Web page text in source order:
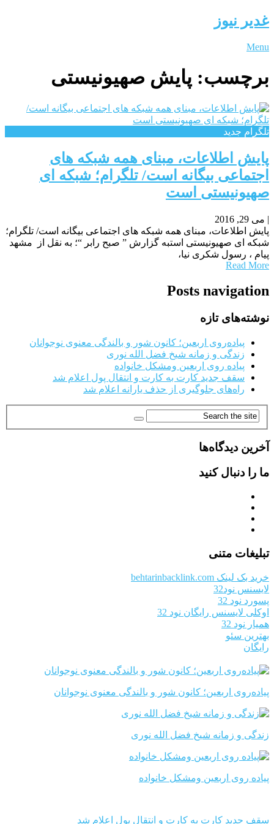
غدیر نیوز
Menu
برچسب: پایش صهیونیستی
تلگرام جدید
پایش اطلاعات، مبنای همه شبکه های
اجتماعی بیگانه است/ تلگرام؛ شبکه ای
صهیونیستی است
| می 29, 2016
پایش اطلاعات، مبنای همه شبکه های اجتماعی بیگانه است/ تلگرام؛
شبکه ای صهیونیستی استبه گزارش ” صبح رابر “؛ به نقل از مشهد
پیام ، رسول شکری نیا،
Read More
Posts navigation
نوشته‌های تازه
پیاده‌روی اربعین؛ کانون شور و بالندگی معنوی نوجوانان
زندگی و زمانه شیخ فضل الله نوری
پیاده روی اربعین ومشکل خانواده
سقف جدید کارت به کارت و انتقال پول اعلام شد
راه‌های جلوگیری از حذف یارانه اعلام شد
آخرین دیدگاه‌ها
ما را دنبال کنید
تبلیغات متنی
خرید بک لینک behtarinbacklink.com
لایسنس نود32
پسورد نود 32
اوکلی لایسنس رایگان نود 32
همیار نود 32
بهترین سئو
رایگان
پیاده‌روی اربعین؛ کانون شور و بالندگی معنوی نوجوانان
زندگی و زمانه شیخ فضل الله نوری
پیاده روی اربعین ومشکل خانواده
سقف جدید کارت به کارت و انتقال پول اعلام شد